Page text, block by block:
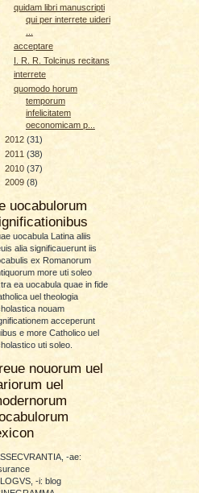
quidam libri manuscripti
qui per interrete uideri
acceptare
I. R. R. Tolcinus recitans
interrete
quomodo horum
temporum
infelicitatem
oeconomicam p...
2012 (31)
2011 (38)
2010 (37)
2009 (8)
uocabulorum
uocabula Latina aliis
alia significauerunt iis
ex Romanorum
more uti soleo
ea uocabula quae in fide
uel theologia
nouam
acceperunt
e more Catholico uel
uti soleo.
nouorum uel
uel
-ae:
-i: blog